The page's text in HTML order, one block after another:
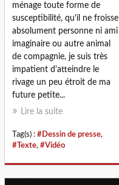
ménage toute forme de
susceptibilité, qu'il ne froisse
absolument personne ni ami
imaginaire ou autre animal
de compagnie, je suis très
impatient d'atteindre le
rivage un peu étroit de ma
future petite...
Lire la suite
Tag(s) : #Dessin de presse,
#Texte, #Vidéo